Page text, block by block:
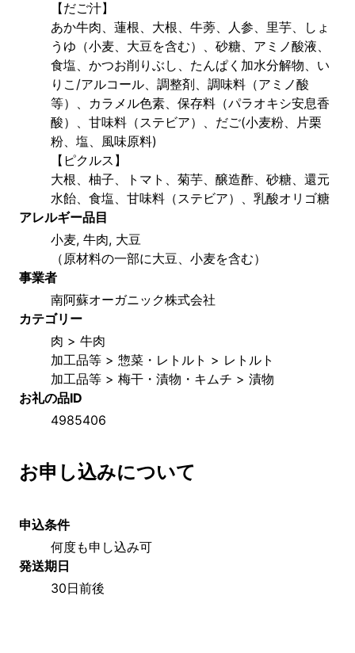
【だご汁】
あか牛肉、蓮根、大根、牛蒡、人参、里芋、しょ
うゆ（小麦、大豆を含む）、砂糖、アミノ酸液、
食塩、かつお削りぶし、たんぱく加水分解物、い
りこ/アルコール、調整剤、調味料（アミノ酸
等）、カラメル色素、保存料（パラオキシ安息香
酸）、甘味料（ステビア）、だご(小麦粉、片栗
粉、塩、風味原料)
【ピクルス】
大根、柚子、トマト、菊芋、醸造酢、砂糖、還元
水飴、食塩、甘味料（ステビア）、乳酸オリゴ糖
アレルギー品目
小麦, 牛肉, 大豆
（原材料の一部に大豆、小麦を含む）
事業者
南阿蘇オーガニック株式会社
カテゴリー
肉 > 牛肉
加工品等 > 惣菜・レトルト > レトルト
加工品等 > 梅干・漬物・キムチ > 漬物
お礼の品ID
4985406
お申し込みについて
申込条件
何度も申し込み可
発送期日
30日前後